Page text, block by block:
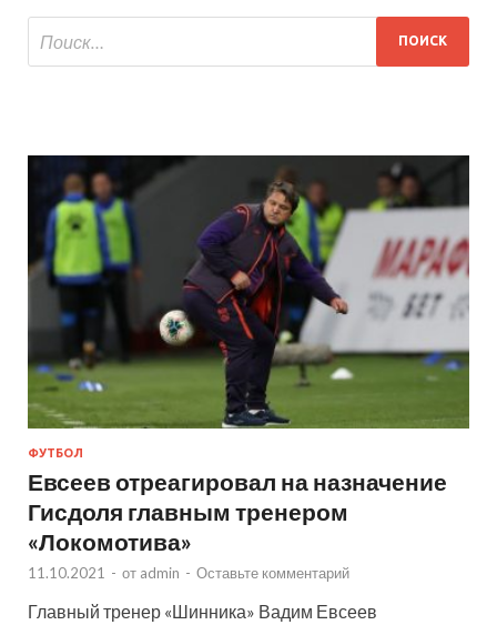
ФУТБОЛ
Евсеев отреагировал на назначение
Гисдоля главным тренером
«Локомотива»
11.10.2021 - от admin - Оставьте комментарий
Главный тренер «Шинника» Вадим Евсеев